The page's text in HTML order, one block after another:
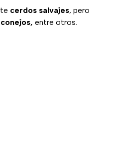
cerdos salvajes, pero
entre otros.